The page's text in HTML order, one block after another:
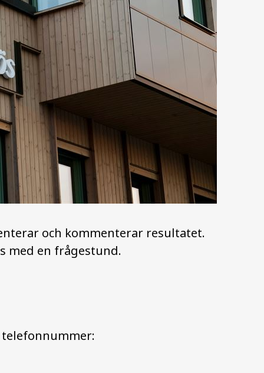
och kommenterar resultatet.
med en frågestund.